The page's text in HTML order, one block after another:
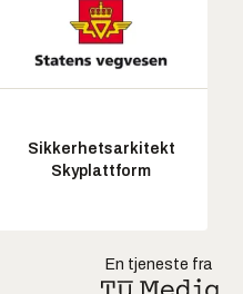
Sikkerhetsarkitekt
Skyplattform
En tjeneste fra